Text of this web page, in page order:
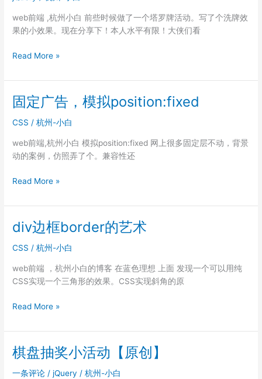
web前端 ,杭州小白 前些时候做了一个塔罗牌活动。写了个洗牌效
果的小效果。现在分享下！本人水平有限！大侠们看
塔
牌
活
动
小
果
【原
Read More »
固定广告，模拟position:fixed
CSS /杭州-小白
web前端,杭州小白 模拟position:fixed 网上很多固定层不动，背景
动的案例，仿照弄了个。兼容性还
固
广
模
拟
Read More »
div边框border的艺术
CSS /杭州-小白
web前端 ，杭州小白的博客 在蓝色理想 上面 发现一个可以用纯
CSS实现一个三角形的效果。CSS实现斜角的原
div
框
border
的
Read More »
棋盘抽奖小活动【原创】
一条评论 /jQuery /杭州-小白